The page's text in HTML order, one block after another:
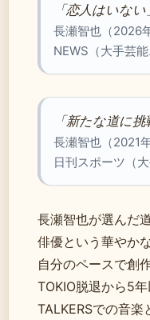
「恋人はいない
長瀬智也（2026
NEWS（大手芸
「新たな道に挑
長瀬智也（2021
日刊スポーツ（
長瀬智也が選んだ
俳優という華やか
自分のペースで創
TOKIO脱退から5
TALKERSでの音楽